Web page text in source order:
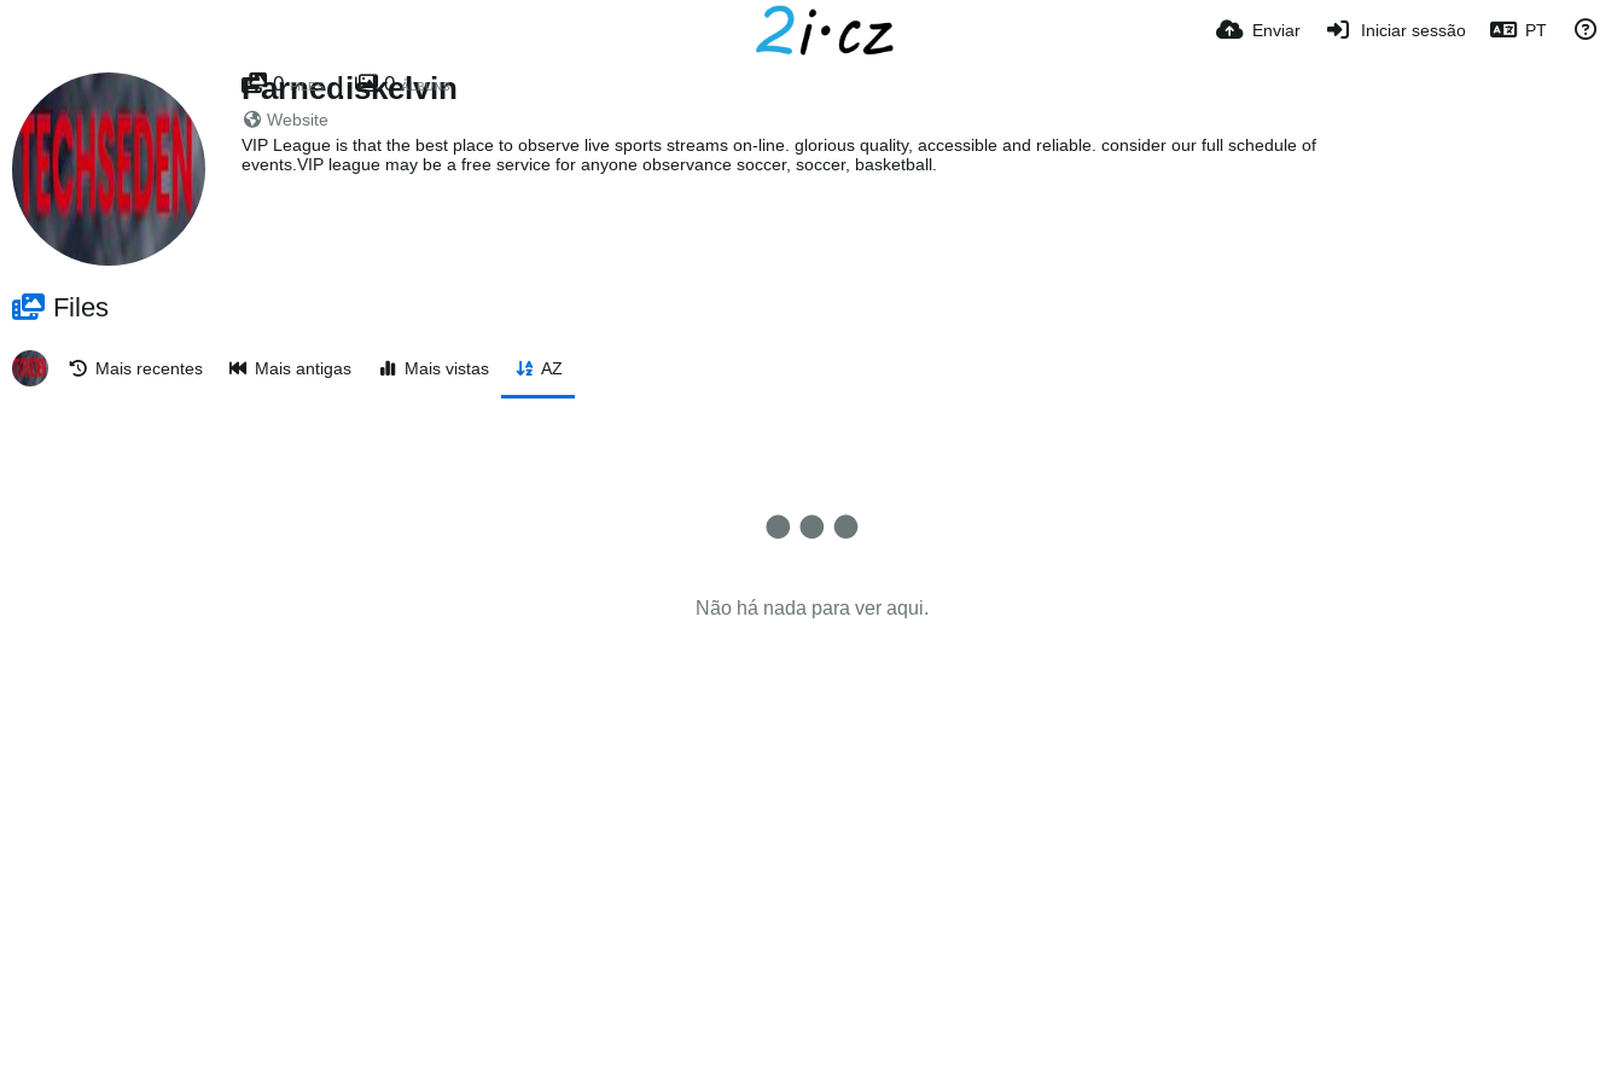
Enviar Iniciar sessão PT
Farnediskelvin
Website
VIP League is that the best place to observe live sports streams on-line. glorious quality, accessible and reliable. consider our full schedule of
events.VIP league may be a free service for anyone observance soccer, soccer, basketball.
0 FILES 0 ÁLBUNS
Files
Mais recentes Mais antigas Mais vistas AZ
Não há nada para ver aqui.